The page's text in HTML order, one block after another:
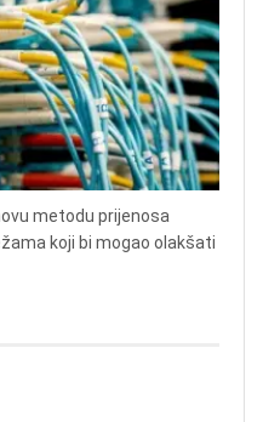
metodu prijenosa
koji bi mogao olakšati